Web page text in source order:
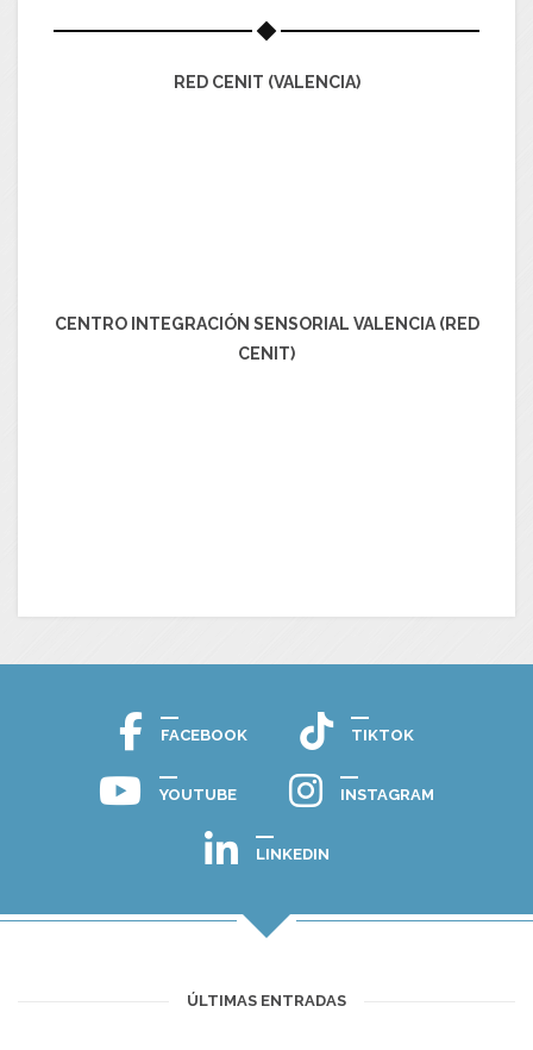
RED CENIT (VALENCIA)
CENTRO INTEGRACIÓN SENSORIAL VALENCIA (RED
CENIT)
FACEBOOK TIKTOK
YOUTUBE INSTAGRAM
LINKEDIN
ÚLTIMAS ENTRADAS